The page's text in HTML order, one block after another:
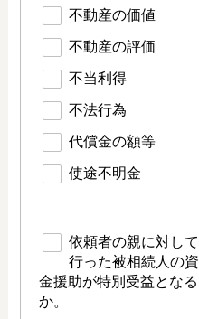
不動産の価値
不動産の評価
不当利得
不法行為
代償金の額等
使途不明金
依頼者の親に対して
行った被相続人の資
金援助が特別受益となる
か。